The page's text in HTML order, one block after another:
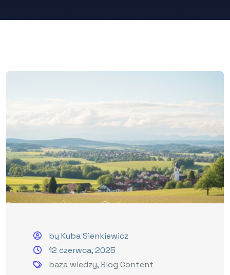
by Kuba Sienkiewicz
12 czerwca, 2025
baza wiedzy,Blog Content